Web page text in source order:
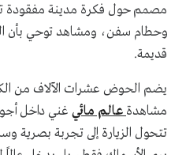
مصمم حول فكرة مدينة مفقودة
وحطام سفن، ومشاهد توحي بأن
قديمة.
يضم الحوض عشرات الآلاف من
مشاهدة عالم مائي غني داخل
تتحول الزيارة إلى تجربة بصرية